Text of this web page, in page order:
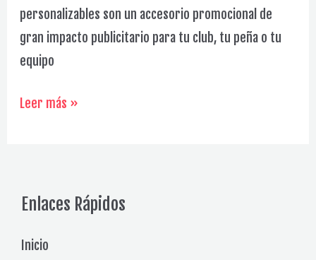
personalizables son un accesorio promocional de
gran impacto publicitario para tu club, tu peña o tu
equipo
Medias
Leer más »
Enlaces Rápidos
Inicio